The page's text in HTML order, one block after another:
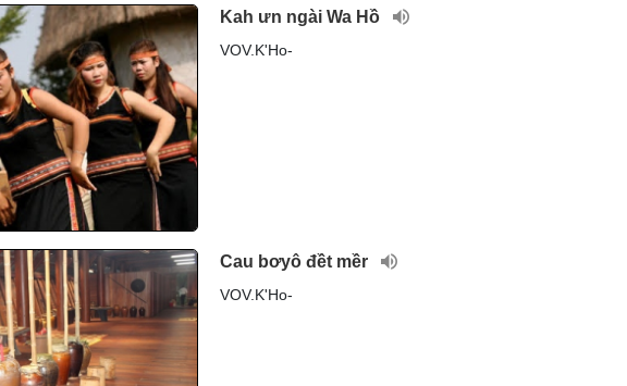
Kah ưn ngài Wa Hồ
VOV.K'Ho-
Cau bơyô đềt mềr
VOV.K'Ho-